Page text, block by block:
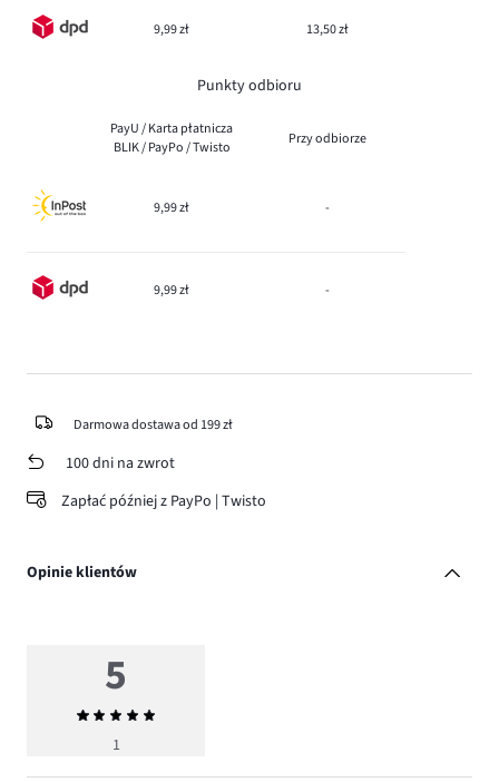
9,99 zł 13,50 zł
Punkty odbioru
PayU / Karta płatnicza
BLIK / PayPo / Twisto
Przy odbiorze
9,99 zł -
9,99 zł -
Darmowa dostawa od 199 zł
100 dni na zwrot
Zapłać później z PayPo | Twisto
Opinie klientów
5
Średnia
ocena
1